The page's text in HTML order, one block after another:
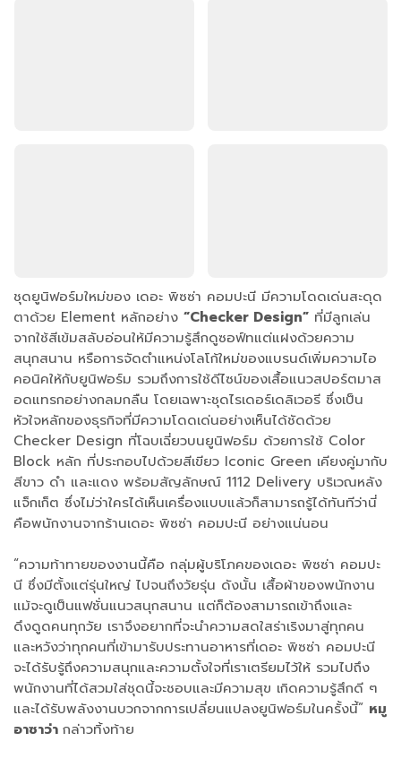
ชุดยูนิฟอร์มใหม่ของ เดอะ พิซซ่า คอมปะนี มีความโดดเด่นสะดุด
ตาด้วย Element หลักอย่าง “Checker Design” ที่มีลูกเล่น
จากใช้สีเข้มสลับอ่อนให้มีความรู้สึกดูซอฟ์ทแต่แฝงด้วยความ
สนุกสนาน หรือการจัดตำแหน่งโลโก้ใหม่ของแบรนด์เพิ่มความไอ
คอนิคให้กับยูนิฟอร์ม รวมถึงการใช้ดีไซน์ของเสื้อแนวสปอร์ตมาส
อดแทรกอย่างกลมกลืน โดยเฉพาะชุดไรเดอร์เดลิเวอรี ซึ่งเป็น
หัวใจหลักของธุรกิจที่มีความโดดเด่นอย่างเห็นได้ชัดด้วย
Checker Design ที่โฉบเฉี่ยวบนยูนิฟอร์ม ด้วยการใช้ Color
Block หลัก ที่ประกอบไปด้วยสีเขียว Iconic Green เคียงคู่มากับ
สีขาว ดำ และแดง พร้อมสัญลักษณ์ 1112 Delivery บริเวณหลัง
แจ็กเก็ต ซึ่งไม่ว่าใครได้เห็นเครื่องแบบแล้วก็สามารถรู้ได้ทันทีว่านี่
คือพนักงานจากร้านเดอะ พิซซ่า คอมปะนี อย่างแน่นอน
“ความท้าทายของงานนี้คือ กลุ่มผู้บริโภคของเดอะ พิซซ่า คอมปะ
นี ซึ่งมีตั้งแต่รุ่นใหญ่ ไปจนถึงวัยรุ่น ดังนั้น เสื้อผ้าของพนักงาน
แม้จะดูเป็นแฟชั่นแนวสนุกสนาน แต่ก็ต้องสามารถเข้าถึงและ
ดึงดูดคนทุกวัย เราจึงอยากที่จะนำความสดใสร่าเริงมาสู่ทุกคน
และหวังว่าทุกคนที่เข้ามารับประทานอาหารที่เดอะ พิซซ่า คอมปะนี
จะได้รับรู้ถึงความสนุกและความตั้งใจที่เราเตรียมไว้ให้ รวมไปถึง
พนักงานที่ได้สวมใส่ชุดนี้จะชอบและมีความสุข เกิดความรู้สึกดี ๆ
และได้รับพลังงานบวกจากการเปลี่ยนแปลงยูนิฟอร์มในครั้งนี้” หมู
อาซาว่า กล่าวทิ้งท้าย